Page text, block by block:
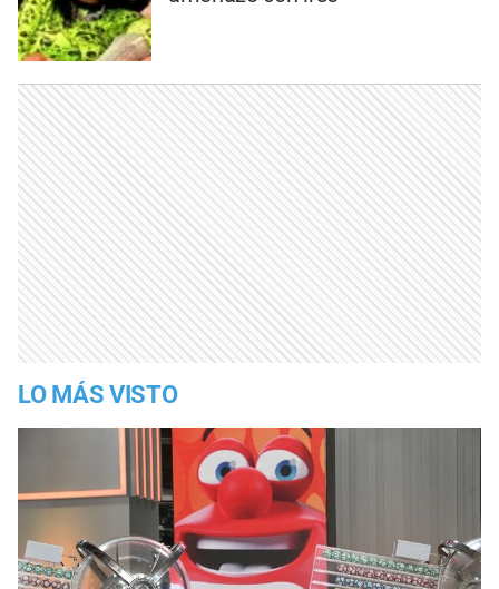
LO MÁS VISTO